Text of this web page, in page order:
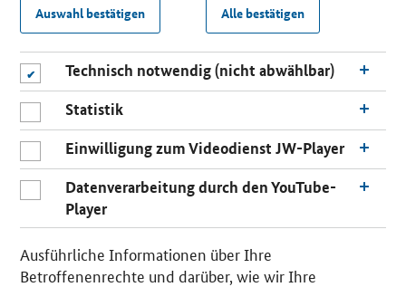
Auswahl bestätigen Alle bestätigen
Technisch notwendig (nicht abwählbar)
Statistik
Einwilligung zum Videodienst JW-Player
Datenverarbeitung durch den YouTube-
Player
Ausführliche Informationen über Ihre
Betroffenenrechte und darüber, wie wir Ihre